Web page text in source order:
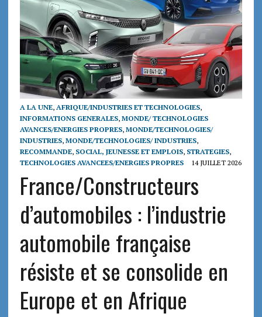
A LA UNE, AFRIQUE/INDUSTRIES ET TECHNOLOGIES,
INFORMATIONS GENERALES, MONDE/ TECHNOLOGIES
AVANCES/ENERGIES PROPRES, MONDE/TECHNOLOGIES/
INDUSTRIES, MONDE/TECHNOLOGIES/ INDUSTRIES,
RECOMMANDE, SOCIAL, JEUNESSE ET EMPLOIS, STRATEGIES,
TECHNOLOGIES AVANCEES/ENERGIES PROPRES
14 JUILLET 2026
France/Constructeurs
d’automobiles : l’industrie
automobile française
résiste et se consolide en
Europe et en Afrique